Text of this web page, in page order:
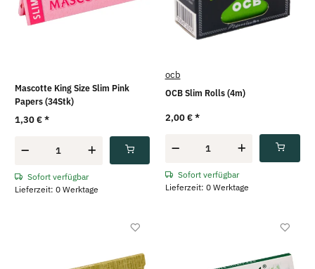
Mascotte King Size Slim Pink
Papers (34Stk)
1,30 €*
Sofort verfügbar
Lieferzeit: 0 Werktage
ocb
OCB Slim Rolls (4m)
2,00 €*
Sofort verfügbar
Lieferzeit: 0 Werktage